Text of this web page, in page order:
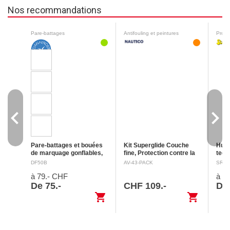
Nos recommandations
Pare-battages
Pare-battages et bouées
de marquage gonflables,
Ø 41 cm
gonflage métallique.
Fabrication de qualité: Oeil
d’une grande solidité en
DF50B
à 79.- CHF
De 75.-
shopping_cart
Antifouling et peintures
Kit Superglide Couche
fine, Protection contre la
végétation
l'étiquette et les
informations avant de les
AV-43-PACK
CHF 109.-
shopping_cart
à
navigate_before navigate_next